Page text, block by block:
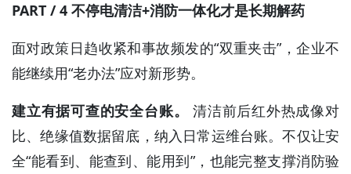
PART / 4 不停电清洁+消防一体化才是长期解药
面对政策日趋收紧和事故频发的“双重夹击”，企业不
能继续用“老办法”应对新形势。
建立有据可查的安全台账。
清洁前后红外热成像对
比、绝缘值数据留底，纳入日常运维台账。不仅让安
全“能看到、能查到、能用到”，也能完整支撑消防验